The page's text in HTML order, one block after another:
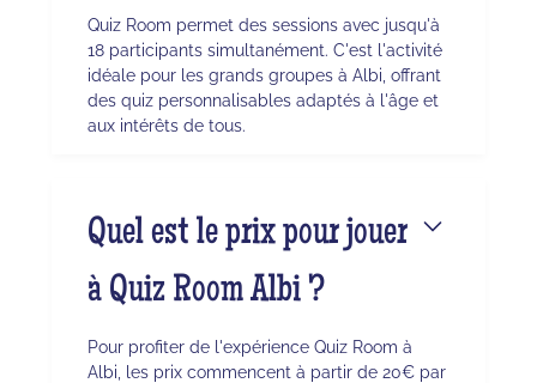
Quiz Room permet des sessions avec jusqu'à
18 participants simultanément. C'est l'activité
idéale pour les grands groupes à Albi, offrant
des quiz personnalisables adaptés à l'âge et
aux intérêts de tous.
Quel est le prix pour jouer
à Quiz Room Albi ?
Pour profiter de l'expérience Quiz Room à
Albi, les prix commencent à partir de 20€ par